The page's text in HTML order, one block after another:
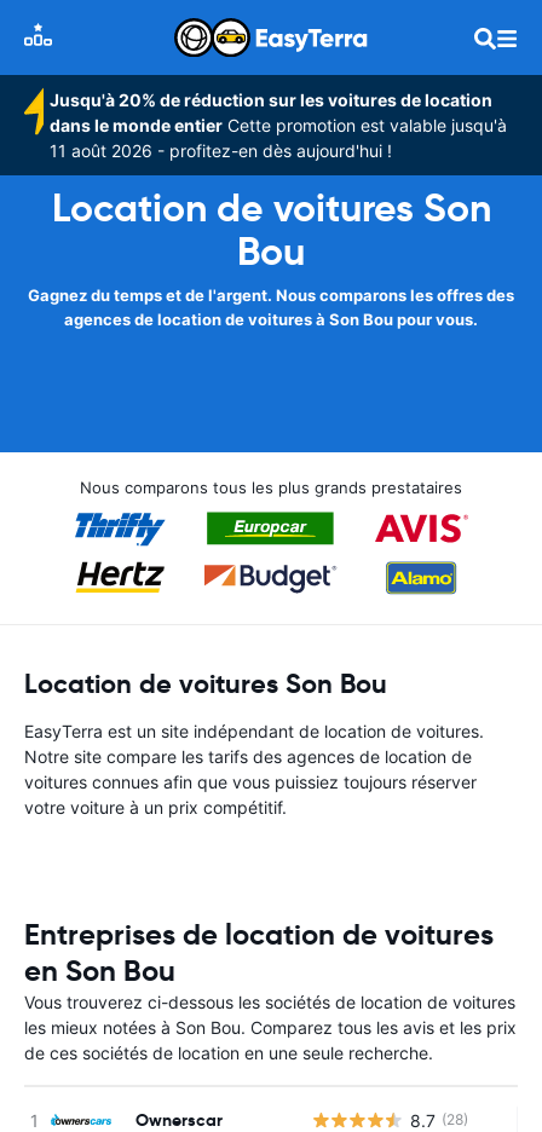
Jusqu'à 20% de réduction sur les voitures de location
dans le monde entier Cette promotion est valable jusqu'à
11 août 2026 - profitez-en dès aujourd'hui !
Location de voitures Son
Bou
Gagnez du temps et de l'argent. Nous comparons les offres des
agences de location de voitures à Son Bou pour vous.
Nous comparons tous les plus grands prestataires
Location de voitures Son Bou
EasyTerra est un site indépendant de location de voitures.
Notre site compare les tarifs des agences de location de
voitures connues afin que vous puissiez toujours réserver
votre voiture à un prix compétitif.
Entreprises de location de voitures
en Son Bou
Vous trouverez ci-dessous les sociétés de location de voitures
les mieux notées à Son Bou. Comparez tous les avis et les prix
de ces sociétés de location en une seule recherche.
Ownerscar 8.7 (28)